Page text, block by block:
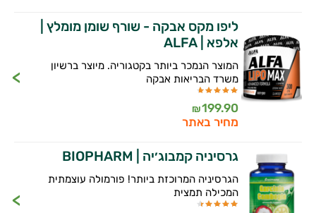
ליפו מקס אבקה - שורף שומן מומלץ |
אלפא | ALFA
המוצר הנמכר ביותר בקטגוריה. מיוצר ברשיון
משרד הבריאות אבקה
199.90
₪
מחיר באתר
גרסיניה קמבוג׳יה | BIOPHARM
הגרסיניה המרוכזת ביותר! פורמולה עוצמתית
המכילה תמצית
זה הזמן להתחיל. איך אוכל לעזור?